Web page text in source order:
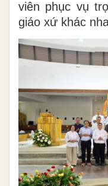
viên phục vụ
giáo xứ khác